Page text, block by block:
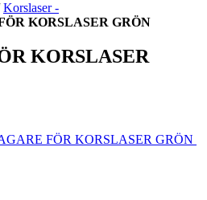
Korslaser -
KORSLASER GRÖN
KORSLASER